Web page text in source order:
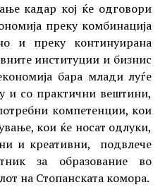
кадар кој ќе одговори
преку комбинација
и преку континуирана
институции и бизнис
бара млади луѓе
и со практични вештини,
компетенции, кои
кои ќе носат одлуки,
и креативни, подвлече
за образование во
на Стопанската комора.